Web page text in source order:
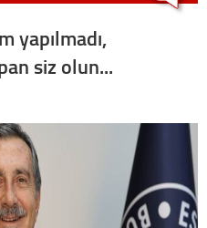
yapılmadı,
siz olun...